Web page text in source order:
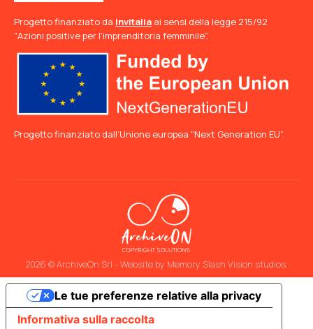
Progetto finanziato da Invitalia ai sensi della legge 215/92
"Azioni positive per l'imprenditoria femminile".
Progetto finanziato dall’Unione europea "Next Generation EU”.
2026 © ArchiveOn Srl - Website by Memory Slash Vision studios.
Informativa sulla raccolta
Le tue preferenze relative alla privacy